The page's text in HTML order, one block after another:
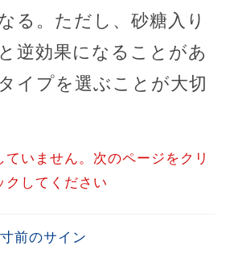
る。ただし、砂糖入り
逆効果になることがあ
イプを選ぶことが大切
いません。次のページをクリ
クしてください
前のサイン